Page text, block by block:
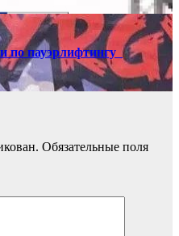
по пауэрлифтингу
Обязательные поля